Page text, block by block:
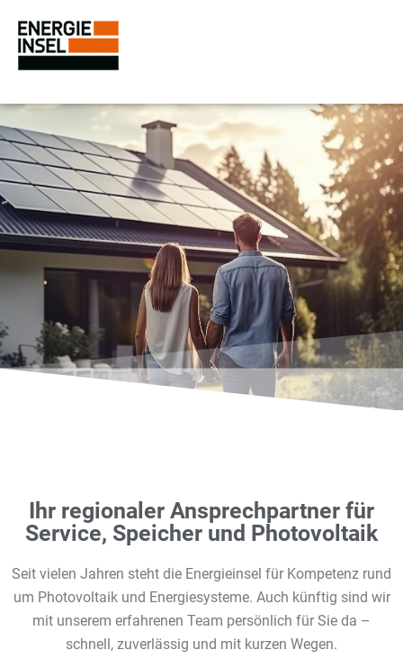
Ihr regionaler Ansprechpartner für
Service, Speicher und Photovoltaik
Seit vielen Jahren steht die Energieinsel für Kompetenz rund
um Photovoltaik und Energiesysteme. Auch künftig sind wir
mit unserem erfahrenen Team persönlich für Sie da –
schnell, zuverlässig und mit kurzen Wegen.